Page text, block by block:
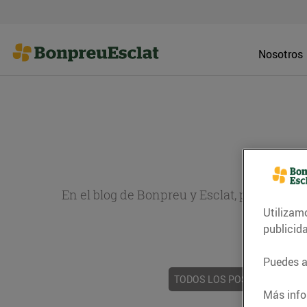
Nosotros
En el blog de Bonpreu y Esclat, puedes
TODOS LOS POSTS
Puedes
Más